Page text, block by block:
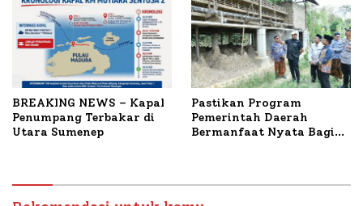
BREAKING NEWS – Kapal
Penumpang Terbakar di
Utara Sumenep
Pastikan Program
Pemerintah Daerah
Bermanfaat Nyata Bagi
Petelur di Desa Bataal